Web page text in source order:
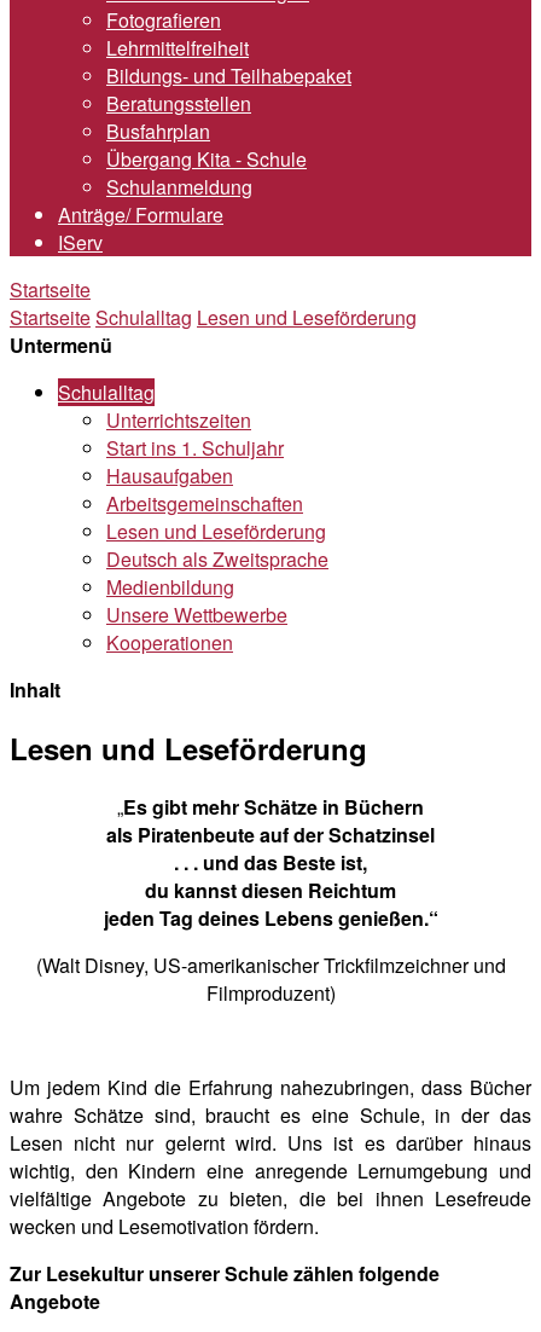
Fotografieren
Lehrmittelfreiheit
Bildungs- und Teilhabepaket
Beratungsstellen
Busfahrplan
Übergang Kita - Schule
Schulanmeldung
Anträge/ Formulare
IServ
Startseite
StartseiteSchulalltag Lesen und Leseförderung
Untermenü
Schulalltag
Unterrichtszeiten
Start ins 1. Schuljahr
Hausaufgaben
Arbeitsgemeinschaften
Lesen und Leseförderung
Deutsch als Zweitsprache
Medienbildung
Unsere Wettbewerbe
Kooperationen
Inhalt
Lesen und Leseförderung
„Es gibt mehr Schätze in Büchern
als Piratenbeute auf der Schatzinsel
. . . und das Beste ist,
du kannst diesen Reichtum
jeden Tag deines Lebens genießen.“
(Walt Disney, US-amerikanischer Trickfilmzeichner und
Filmproduzent)
Um jedem Kind die Erfahrung nahezubringen, dass Bücher
wahre Schätze sind, braucht es eine Schule, in der das
Lesen nicht nur gelernt wird. Uns ist es darüber hinaus
wichtig, den Kindern eine anregende Lernumgebung und
vielfältige Angebote zu bieten, die bei ihnen Lesefreude
wecken und Lesemotivation fördern.
Zur Lesekultur unserer Schule zählen folgende
Angebote